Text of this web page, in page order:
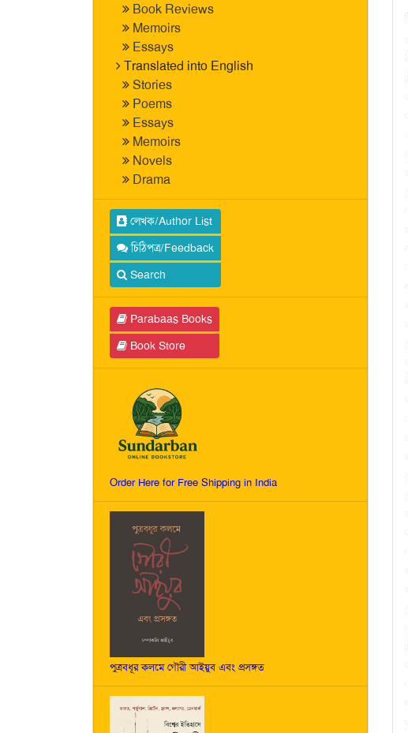
Book Reviews
Memoirs
Essays
Translated into English
Stories
Poems
Essays
Memoirs
Novels
Drama
লেখক/Author List
চিঠিপত্র/Feedback
Search
Parabaas Books
Book Store
Order Here for Free Shipping in India
পুত্রবধূর কলমে গৌরী আইয়ুব এবং প্রসঙ্গত